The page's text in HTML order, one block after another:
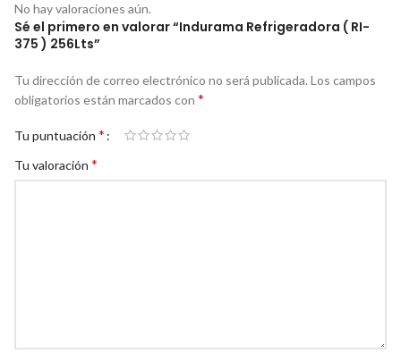
No hay valoraciones aún.
Sé el primero en valorar “Indurama Refrigeradora ( RI-
375 ) 256Lts”
Tu dirección de correo electrónico no será publicada. Los campos
obligatorios están marcados con *
Tu puntuación *
Tu valoración *